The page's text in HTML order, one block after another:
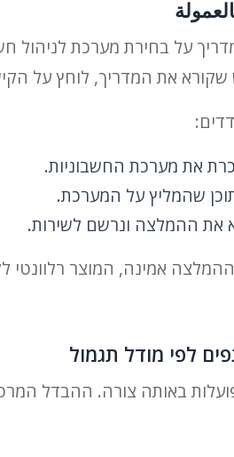
על בחירת מערכת לניהול
שקורא את המדריך, לוחץ על
את מערכת החשבוניות.
שהמליץ על המערכת.
את ההמלצה ונרשם לשירות.
אמינה, המוצר רלוונטי
לפי מודל תגמול
באותה צורה. ההבדל